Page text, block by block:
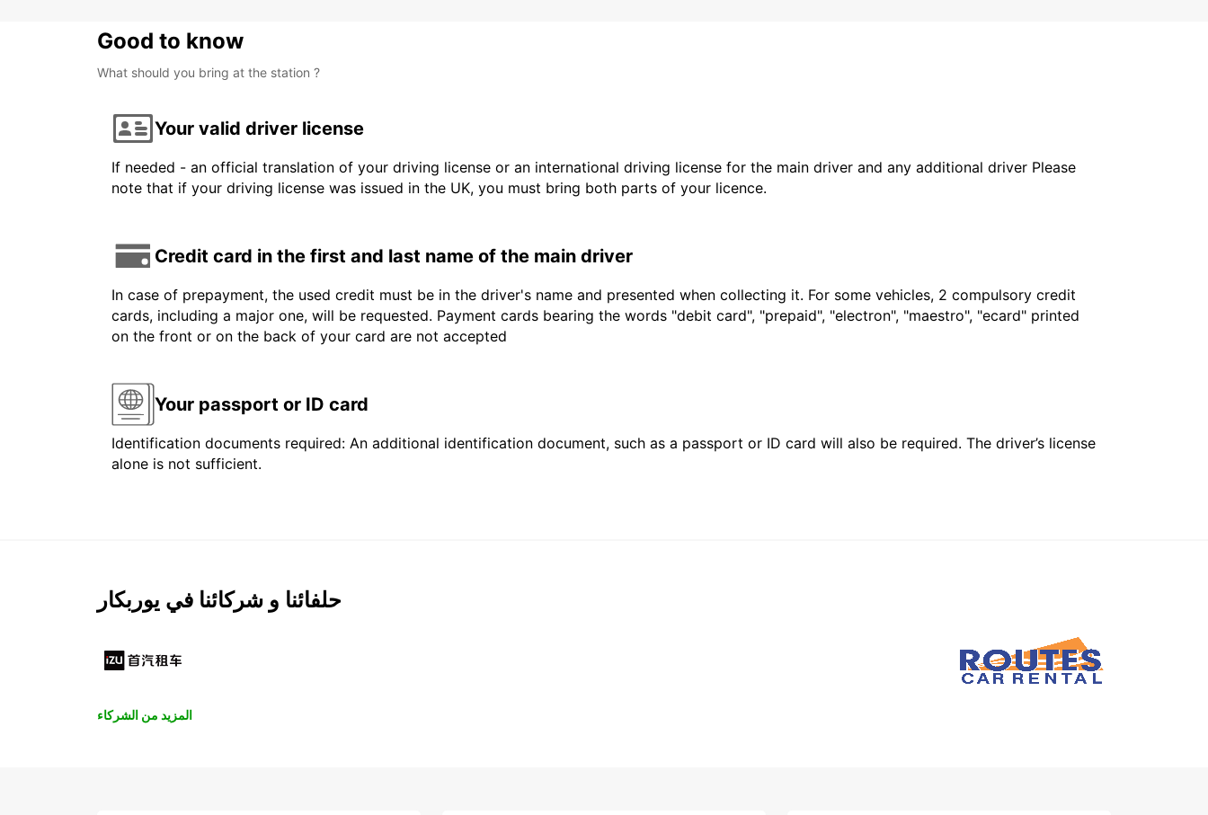
Good to know
What should you bring at the station ?
Your valid driver license
If needed - an official translation of your driving license or an international driving license for the main driver and any additional driver Please
note that if your driving license was issued in the UK, you must bring both parts of your licence.
Credit card in the first and last name of the main driver
In case of prepayment, the used credit must be in the driver's name and presented when collecting it. For some vehicles, 2 compulsory credit
cards, including a major one, will be requested. Payment cards bearing the words "debit card", "prepaid", "electron", "maestro", "ecard" printed
on the front or on the back of your card are not accepted
Your passport or ID card
Identification documents required: An additional identification document, such as a passport or ID card will also be required. The driver’s license
alone is not sufficient.
حلفائنا و شركائنا في يوربكار
المزيد من الشركاء